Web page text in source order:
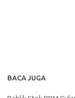
BACA JUGA